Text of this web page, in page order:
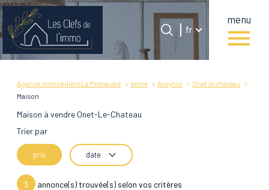
menu
Langue
fr
Accueil
Langue
Agence immobilière La Primaube Vente Aveyron
Onet le chateau
Maison
Maison à vendre Onet-Le-Chateau
Trier par
prix date
3 annonce(s) trouvée(s) selon vos critères